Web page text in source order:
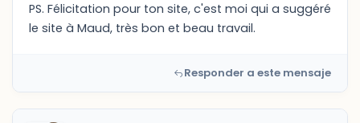
PS. Félicitation pour ton site, c'est moi qui a suggéré
le site à Maud, très bon et beau travail.
Responder a este mensaje